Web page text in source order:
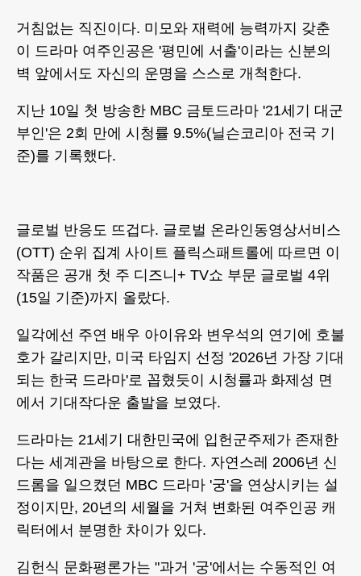
거침없는 직진이다. 미모와 재력에 능력까지 갖춘
이 드라마 여주인공은 '평민에 서출'이라는 신분의
벽 앞에서도 자신의 운명을 스스로 개척한다.
지난 10일 첫 방송한 MBC 금토드라마 '21세기 대군
부인'은 2회 만에 시청률 9.5%(닐슨코리아 전국 기
준)를 기록했다.
글로벌 반응도 뜨겁다. 글로벌 온라인동영상서비스
(OTT) 순위 집계 사이트 플릭스패트롤에 따르면 이
작품은 공개 첫 주 디즈니+ TV쇼 부문 글로벌 4위
(15일 기준)까지 올랐다.
일각에선 주연 배우 아이유와 변우석의 연기에 호불
호가 갈리지만, 미국 타임지 선정 '2026년 가장 기대
되는 한국 드라마'로 꼽혔듯이 시청률과 화제성 면
에서 기대작다운 출발을 보였다.
드라마는 21세기 대한민국에 입헌군주제가 존재한
다는 세계관을 바탕으로 한다. 자연스레 2006년 신
드롬을 일으켰던 MBC 드라마 '궁'을 연상시키는 설
정이지만, 20년의 세월을 거쳐 변화된 여주인공 캐
릭터에서 분명한 차이가 있다.
김헌식 문화평론가는 "과거 '궁'에서는 수동적인 여